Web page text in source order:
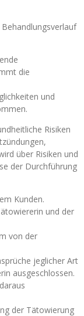
die
und
Risiken
über Risiken und
der Durchführung
Kunden.
und der
von der
jeglicher Art
ausgeschlossen.
der Tätowierung